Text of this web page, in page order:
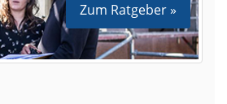
Zum Ratgeber »